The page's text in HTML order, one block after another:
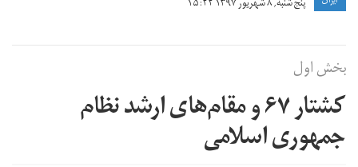
بخش اول
کشتار ۶۷ و مقام‌های ارشد نظام
جمهوری اسلامی